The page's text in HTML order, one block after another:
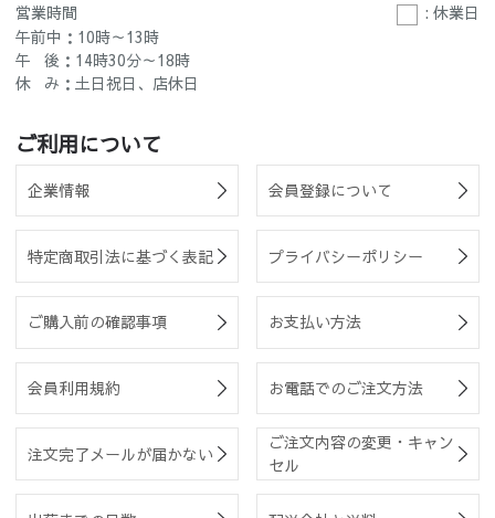
営業時間
: 休業日
午前中：10時～13時
午 後：14時30分～18時
休 み：土日祝日、店休日
ご利用について
企業情報 会員登録について
特定商取引法に基づく表記 プライバシーポリシー
ご購入前の確認事項 お支払い方法
会員利用規約 お電話でのご注文方法
注文完了メールが届かない
ご注文内容の変更・キャン
セル